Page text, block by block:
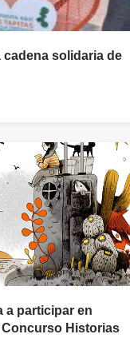
cadena solidaria de
a participar en
Historias